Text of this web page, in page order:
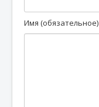
Имя (обязательное)